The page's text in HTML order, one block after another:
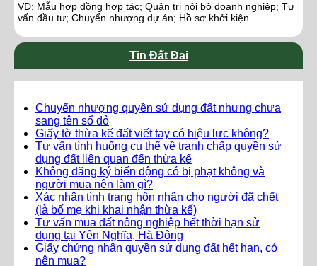
VD: Mẫu hợp đồng hợp tác; Quản trị nội bộ doanh nghiệp; Tư
vấn đầu tư; Chuyển nhượng dự án; Hồ sơ khởi kiện…
Tin Đất Đai
Chuyển nhượng quyền sử dụng đất nhưng chưa
sang tên sổ đỏ
Giấy tờ thừa kế đất viết tay có hiệu lực không?
Tư vấn tình huống cụ thể về tranh chấp quyền sử
dụng đất liên quan đến thừa kế
Không đăng ký biến động có bị phạt không và
người mua nên làm gì?
Xác nhận tình trạng hôn nhân cho người đã chết
(là bố mẹ khi khai nhận thừa kế)
Tư vấn mua đất nông nghiệp hết thời hạn sử
dụng tại Yên Nghĩa, Hà Đông
Giấy chứng nhận quyền sử dụng đất hết hạn, có
nên mua?